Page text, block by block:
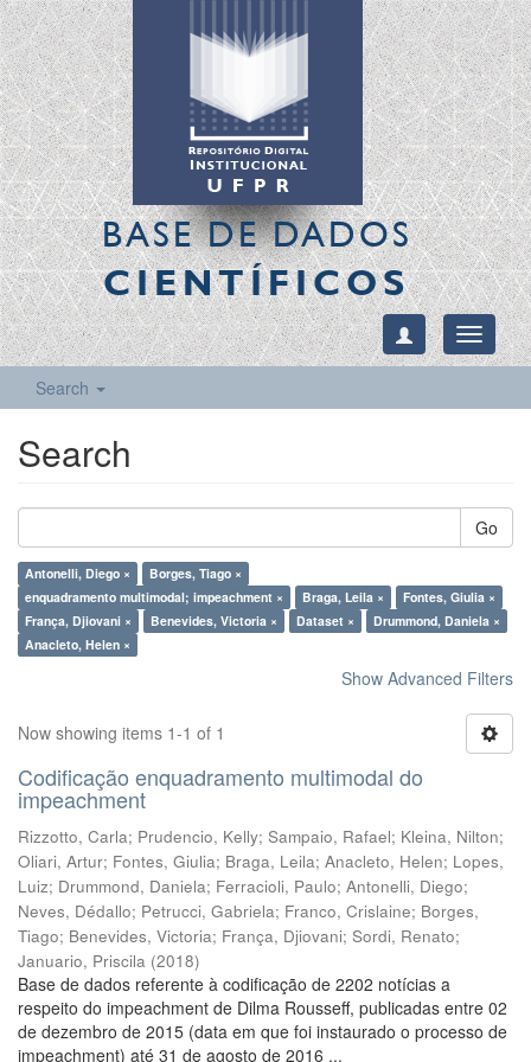
BASE DE DADOS
CIENTÍFICOS
Toggle
Search
Search
Go
Antonelli, Diego ×
Borges, Tiago ×
enquadramento multimodal; impeachment ×
Braga, Leila ×
Fontes, Giulia ×
França, Djiovani ×
Benevides, Victoria × Dataset ×
Drummond, Daniela ×
Anacleto, Helen ×
Show Advanced Filters
Now showing items 1-1 of 1
Codificação enquadramento multimodal do
impeachment
Rizzotto, Carla; Prudencio, Kelly; Sampaio, Rafael; Kleina, Nilton;
Oliari, Artur; Fontes, Giulia; Braga, Leila; Anacleto, Helen; Lopes,
Luiz; Drummond, Daniela; Ferracioli, Paulo; Antonelli, Diego;
Neves, Dédallo; Petrucci, Gabriela; Franco, Crislaine; Borges,
Tiago; Benevides, Victoria; França, Djiovani; Sordi, Renato;
Januario, Priscila (2018)
Base de dados referente à codificação de 2202 notícias a
respeito do impeachment de Dilma Rousseff, publicadas entre 02
de dezembro de 2015 (data em que foi instaurado o processo de
impeachment) até 31 de agosto de 2016 ...